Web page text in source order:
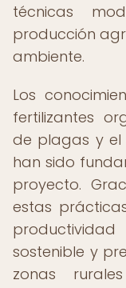
técnicas
producción
ambiente.
Los
fertilizantes
de plagas y el
han sido
proyecto.
estas
sostenible y
zonas